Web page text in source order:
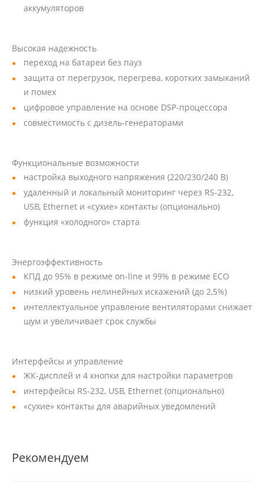
аккумуляторов
Высокая надежность
переход на батареи без пауз
защита от перегрузок, перегрева, коротких замыканий
и помех
цифровое управление на основе DSP-процессора
совместимость с дизель-генераторами
Функциональные возможности
настройка выходного напряжения (220/230/240 В)
удаленный и локальный мониторинг через RS-232,
USB, Ethernet и «сухие» контакты (опционально)
функция «холодного» старта
Энергоэффективность
КПД до 95% в режиме on-line и 99% в режиме ECO
низкий уровень нелинейных искажений (до 2,5%)
интеллектуальное управление вентиляторами снижает
шум и увеличивает срок службы
Интерфейсы и управление
ЖК-дисплей и 4 кнопки для настройки параметров
интерфейсы RS-232, USB, Ethernet (опционально)
«сухие» контакты для аварийных уведомлений
Рекомендуем